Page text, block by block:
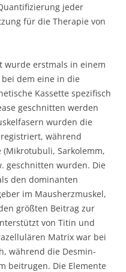
jeder
für die Therapie von
wurde erstmals in einem
dem eine in die
Kassette spezifisch
geschnitten werden
wurden die
während
(Mikrotubuli, Sarkolemm,
geschnitten wurden. Die
den dominanten
im Mausherzmuskel,
größten Beitrag zur
von Titin und
Matrix war bei
während die Desmin-
beitrugen. Die Elemente